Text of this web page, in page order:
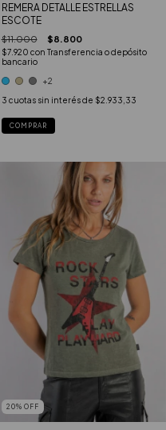
REMERA DETALLE ESTRELLAS
ESCOTE
$11.000 $8.800
$7.920 con Transferencia o depósito
bancario
+2
3 cuotas sin interés de $2.933,33
COMPRAR
20% OFF